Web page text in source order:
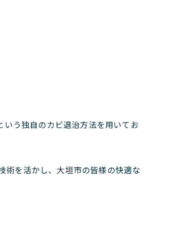
う独自のカビ退治方法を用いてお
術を活かし、大垣市の皆様の快適な